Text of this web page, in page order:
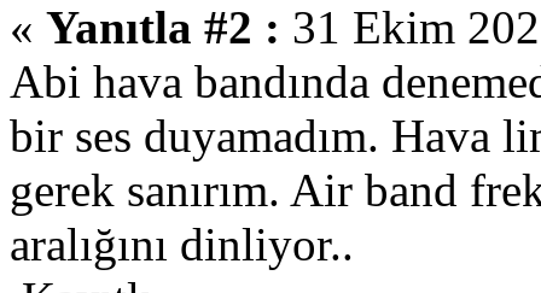
« Yanıtla #2 : 31 Ekim
Abi hava bandında
bir ses duyamadım. Hava
gerek sanırım. Air band
aralığını dinliyor..